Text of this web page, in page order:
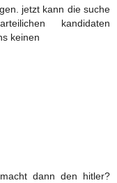
jetzt kann die suche
kandidaten
keinen
dann den hitler?